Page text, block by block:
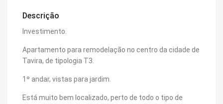
Descrição
Investimento.
Apartamento para remodelação no centro da cidade de
Tavira, de tipologia T3.
1º andar, vistas para jardim.
Está muito bem localizado, perto de todo o tipo de